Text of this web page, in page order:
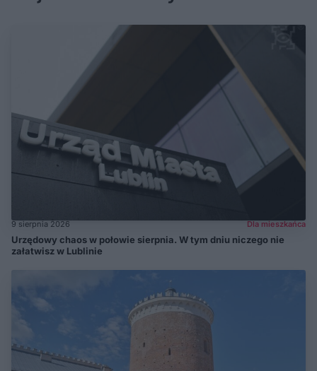
9 sierpnia 2026 Dla mieszkańca
Urzędowy chaos w połowie sierpnia. W tym dniu niczego nie
załatwisz w Lublinie